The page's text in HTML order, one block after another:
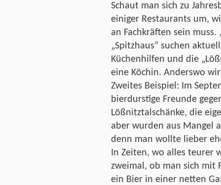
Schaut man sich zu
einiger Restaurants um,
an Fachkräften sein muss.
„Spitzhaus“ suchen
Küchenhilfen und die
eine Köchin. Anderswo
Zweites Beispiel: Im
bierdurstige Freunde
Lößnitztalschänke, die
aber wurden aus Mangel
denn man wollte lieber
In Zeiten, wo alles teurer
zweimal, ob man sich mit
ein Bier in einer netten